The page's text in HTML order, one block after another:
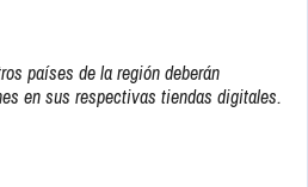
países de la región deberán
en sus respectivas tiendas digitales.